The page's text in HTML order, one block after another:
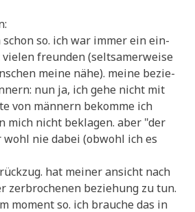
so. ich war immer ein ein­
freun­den (selt­sa­mer­wei­se
mei­ne nähe). mei­ne bezie­
nun ja, ich gehe nicht mit
von män­nern bekom­me ich
mich nicht bekla­gen. aber "der
wohl nie dabei (obwohl ich es
hat mei­ner ansicht nach
zer­bro­che­nen bezie­hung zu tun.
moment so. ich brau­che das in